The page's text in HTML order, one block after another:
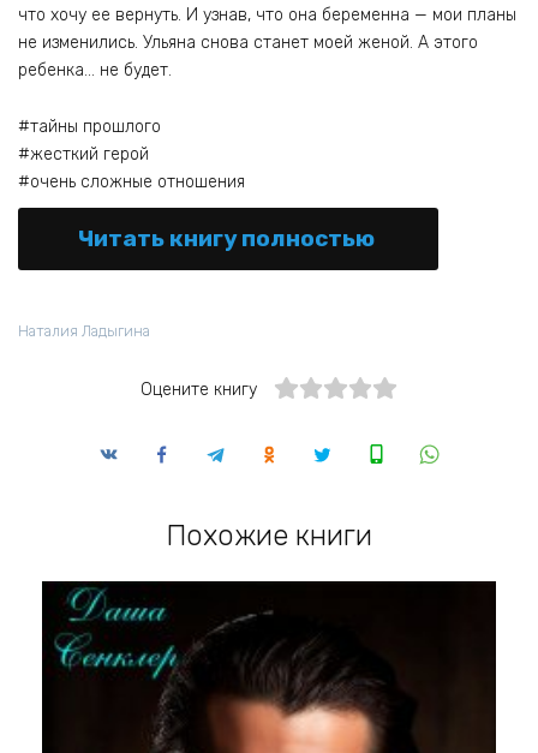
что хочу ее вернуть. И узнав, что она беременна — мои планы
не изменились. Ульяна снова станет моей женой. А этого
ребенка… не будет.
#тайны прошлого
#жесткий герой
#очень сложные отношения
Читать книгу полностью
Наталия Ладыгина
Оцените книгу
Похожие книги